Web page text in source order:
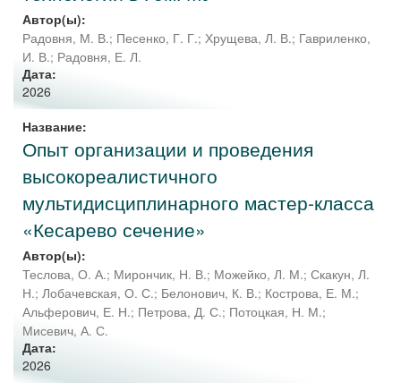
Автор(ы):
Радовня, М. В.; Песенко, Г. Г.; Хрущева, Л. В.; Гавриленко,
И. В.; Радовня, Е. Л.
Дата:
2026
Название:
Опыт организации и проведения
высокореалистичного
мультидисциплинарного мастер-класса
«Кесарево сечение»
Автор(ы):
Теслова, О. А.; Мирончик, Н. В.; Можейко, Л. М.; Скакун, Л.
Н.; Лобачевская, О. С.; Белонович, К. В.; Кострова, Е. М.;
Альферович, Е. Н.; Петрова, Д. С.; Потоцкая, Н. М.;
Мисевич, А. С.
Дата:
2026